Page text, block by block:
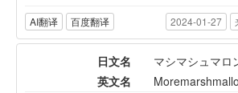
AI翻译 百度翻译 2024-01-27
日文名
マシマシュマロ
英文名